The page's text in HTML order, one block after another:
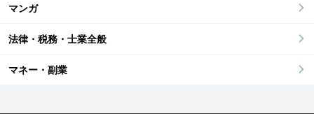
マンガ
法律・税務・士業全般
マネー・副業